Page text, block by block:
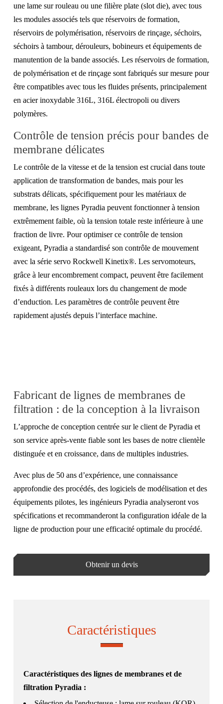
une lame sur rouleau ou une filière plate (slot die), avec tous
les modules associés tels que réservoirs de formation,
réservoirs de polymérisation, réservoirs de rinçage, séchoirs,
séchoirs à tambour, dérouleurs, bobineurs et équipements de
manutention de la bande associés. Les réservoirs de formation,
de polymérisation et de rinçage sont fabriqués sur mesure pour
être compatibles avec tous les fluides présents, principalement
en acier inoxydable 316L, 316L électropoli ou divers
polymères.
Contrôle de tension précis pour bandes de
membrane délicates
Le contrôle de la vitesse et de la tension est crucial dans toute
application de transformation de bandes, mais pour les
substrats délicats, spécifiquement pour les matériaux de
membrane, les lignes Pyradia peuvent fonctionner à tension
extrêmement faible, où la tension totale reste inférieure à une
fraction de livre. Pour optimiser ce contrôle de tension
exigeant, Pyradia a standardisé son contrôle de mouvement
avec la série servo Rockwell Kinetix®. Les servomoteurs,
grâce à leur encombrement compact, peuvent être facilement
fixés à différents rouleaux lors du changement de mode
d’enduction. Les paramètres de contrôle peuvent être
rapidement ajustés depuis l’interface machine.
Fabricant de lignes de membranes de
filtration : de la conception à la livraison
L’approche de conception centrée sur le client de Pyradia et
son service après-vente fiable sont les bases de notre clientèle
distinguée et en croissance, dans de multiples industries.
Avec plus de 50 ans d’expérience, une connaissance
approfondie des procédés, des logiciels de modélisation et des
équipements pilotes, les ingénieurs Pyradia analyseront vos
spécifications et recommanderont la configuration idéale de la
ligne de production pour une efficacité optimale du procédé.
Obtenir un devis
Caractéristiques
Caractéristiques des lignes de membranes et de
filtration Pyradia :